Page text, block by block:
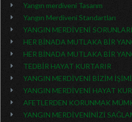
Yangın merdiveni Tasarım
Yangın Merdiveni Standartları
YANGIN MERDİVENİ
HER BİNADA MUTLAKA BİR
HER BİNADA MUTLAKA BİR
TEDBİR HAYAT KURTARIR
YANGIN MERDİVENİ BİZİM
YANGIN MERDİVENİ HAYAT
AFETLERDEN KORUNMAK
YANGIN MERDİVENİNİZİ